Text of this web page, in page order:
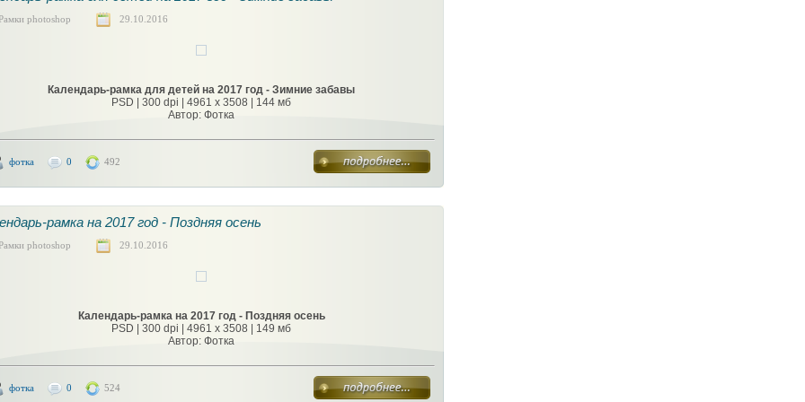
photoshop 29.10.2016
Календарь-рамка для детей на 2017 год - Зимние забавы
PSD | 300 dpi | 4961 x 3508 | 144 мб
Автор: Фотка
фотка 0 492
рамка на 2017 год - Поздняя осень
photoshop 29.10.2016
Календарь-рамка на 2017 год - Поздняя осень
PSD | 300 dpi | 4961 x 3508 | 149 мб
Автор: Фотка
фотка 0 524